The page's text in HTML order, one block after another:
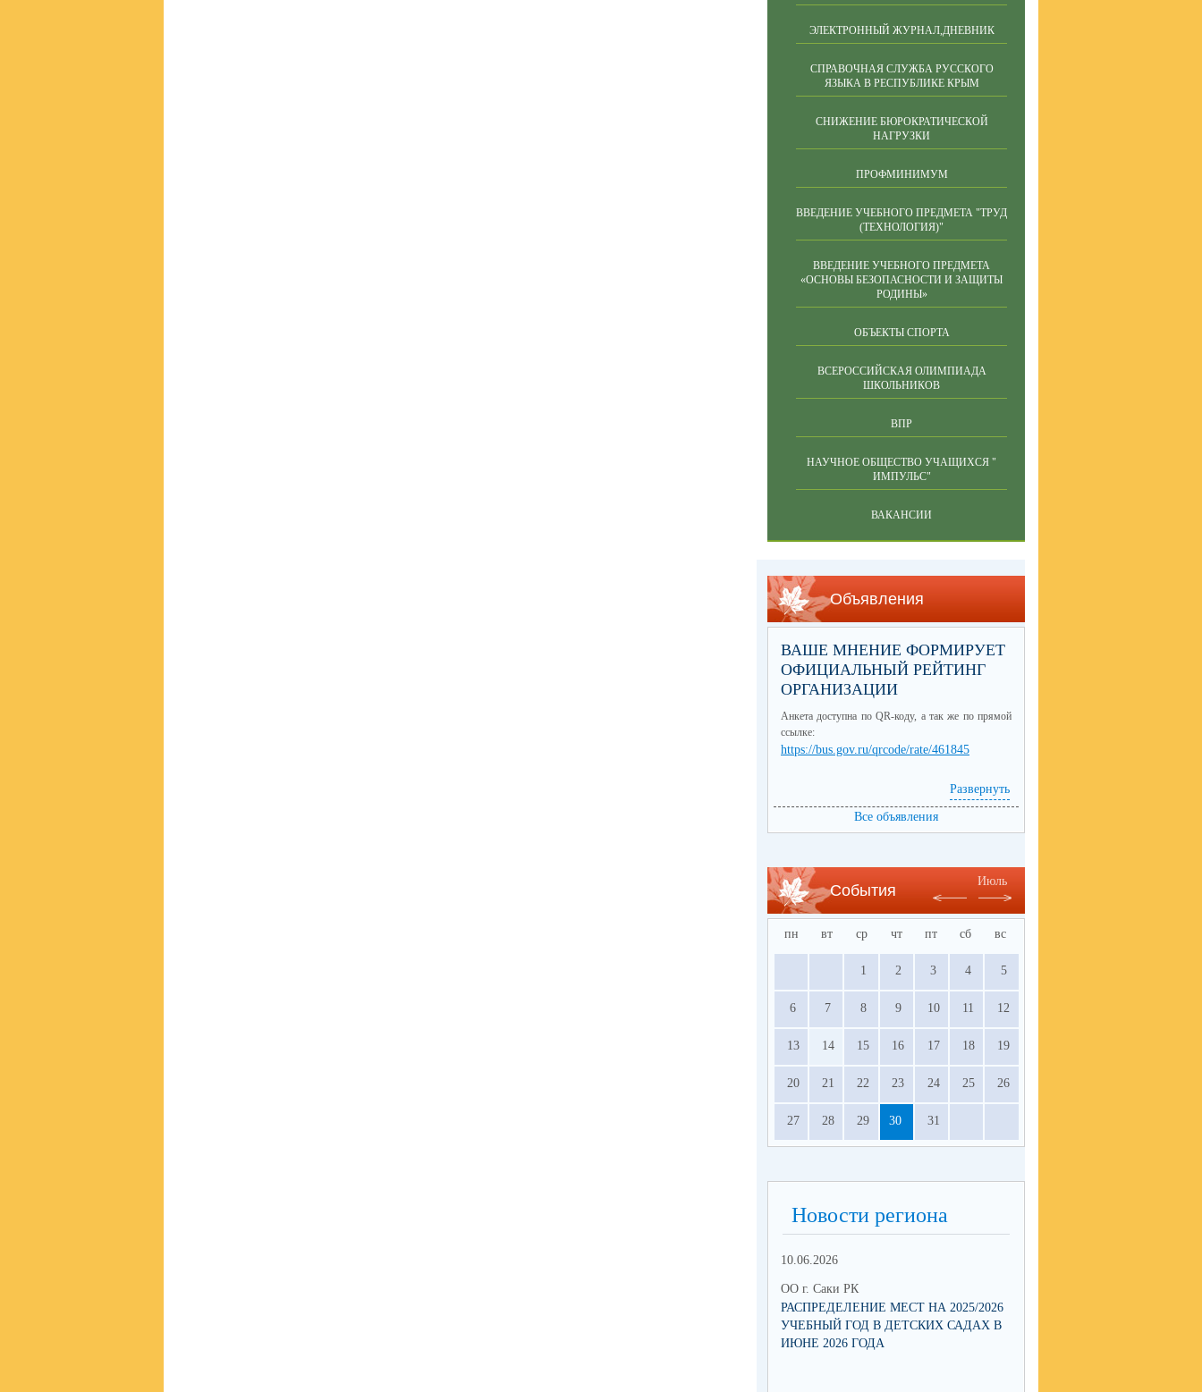
ЭЛЕКТРОННЫЙ ЖУРНАЛ,ДНЕВНИК
СПРАВОЧНАЯ СЛУЖБА РУССКОГО
ЯЗЫКА В РЕСПУБЛИКЕ КРЫМ
СНИЖЕНИЕ БЮРОКРАТИЧЕСКОЙ
НАГРУЗКИ
ПРОФМИНИМУМ
ВВЕДЕНИЕ УЧЕБНОГО ПРЕДМЕТА "ТРУД
(ТЕХНОЛОГИЯ)"
ВВЕДЕНИЕ УЧЕБНОГО ПРЕДМЕТА
«ОСНОВЫ БЕЗОПАСНОСТИ И ЗАЩИТЫ
РОДИНЫ»
ОБЪЕКТЫ СПОРТА
ВСЕРОССИЙСКАЯ ОЛИМПИАДА
ШКОЛЬНИКОВ
ВПР
НАУЧНОЕ ОБЩЕСТВО УЧАЩИХСЯ "
ИМПУЛЬС"
ВАКАНСИИ
Объявления
ВАШЕ МНЕНИЕ ФОРМИРУЕТ
ОФИЦИАЛЬНЫЙ РЕЙТИНГ
ОРГАНИЗАЦИИ
Анкета доступна по QR-коду, а так же по прямой
ссылке:
https://bus.gov.ru/qrcode/rate/461845
Развернуть
Все объявления
События
Июль
пн вт ср чт пт сб вс
1 2 3 4 5
6 7 8 9 10 11 12
13 14 15 16 17 18 19
20 21 22 23 24 25 26
27 28 29 30 31
Новости региона
10.06.2026
ОО г. Саки РК
РАСПРЕДЕЛЕНИЕ МЕСТ НА 2025/2026
УЧЕБНЫЙ ГОД В ДЕТСКИХ САДАХ В
ИЮНЕ 2026 ГОДА